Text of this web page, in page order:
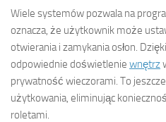
Wiele systemów pozwala na
oznacza, że użytkownik może
otwierania i zamykania osłon.
odpowiednie doświetlenie wnętrz
prywatność wieczorami. To
użytkowania, eliminując
roletami.